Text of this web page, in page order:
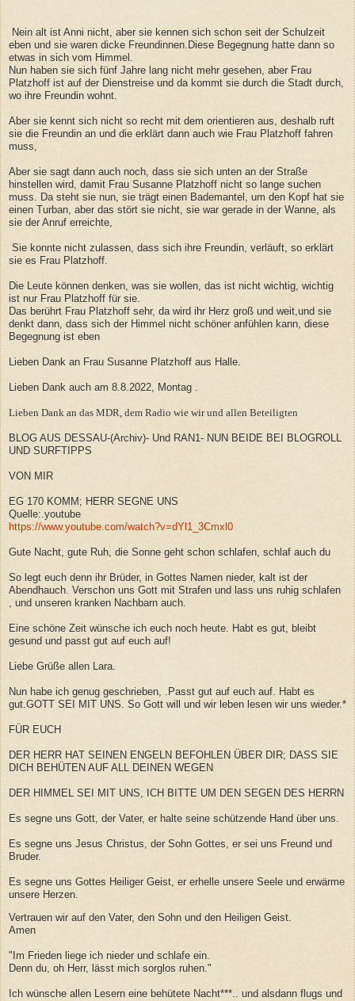
Nein alt ist Anni nicht, aber sie kennen sich schon seit der Schulzeit
eben und sie waren dicke Freundinnen.Diese Begegnung hatte dann so
etwas in sich vom Himmel.
Nun haben sie sich fünf Jahre lang nicht mehr gesehen, aber Frau
Platzhoff ist auf der Dienstreise und da kommt sie durch die Stadt durch,
wo ihre Freundin wohnt.
Aber sie kennt sich nicht so recht mit dem orientieren aus, deshalb ruft
sie die Freundin an und die erklärt dann auch wie Frau Platzhoff fahren
muss,
Aber sie sagt dann auch noch, dass sie sich unten an der Straße
hinstellen wird, damit Frau Susanne Platzhoff nicht so lange suchen
muss. Da steht sie nun, sie trägt einen Bademantel, um den Kopf hat sie
einen Turban, aber das stört sie nicht, sie war gerade in der Wanne, als
sie der Anruf erreichte,
Sie konnte nicht zulassen, dass sich ihre Freundin, verläuft, so erklärt
sie es Frau Platzhoff.
Die Leute können denken, was sie wollen, das ist nicht wichtig, wichtig
ist nur Frau Platzhoff für sie.
Das berührt Frau Platzhoff sehr, da wird ihr Herz groß und weit,und sie
denkt dann, dass sich der Himmel nicht schöner anfühlen kann, diese
Begegnung ist eben
Lieben Dank an Frau Susanne Platzhoff aus Halle.
Lieben Dank auch am 8.8.2022, Montag .
Lieben Dank an das MDR, dem Radio wie wir und allen Beteiligten
BLOG AUS DESSAU-(Archiv)- Und RAN1- NUN BEIDE BEI BLOGROLL
UND SURFTIPPS
VON MIR
EG 170 KOMM; HERR SEGNE UNS
Quelle:.youtube
https://www.youtube.com/watch?v=dYl1_3Cmxl0
Gute Nacht, gute Ruh, die Sonne geht schon schlafen, schlaf auch du
So legt euch denn ihr Brüder, in Gottes Namen nieder, kalt ist der
Abendhauch. Verschon uns Gott mit Strafen und lass uns ruhig schlafen
, und unseren kranken Nachbarn auch.
Eine schöne Zeit wünsche ich euch noch heute. Habt es gut, bleibt
gesund und passt gut auf euch auf!
Liebe Grüße allen Lara.
Nun habe ich genug geschrieben, .Passt gut auf euch auf. Habt es
gut.GOTT SEI MIT UNS. So Gott will und wir leben lesen wir uns wieder.*
FÜR EUCH
DER HERR HAT SEINEN ENGELN BEFOHLEN ÜBER DIR; DASS SIE
DICH BEHÜTEN AUF ALL DEINEN WEGEN
DER HIMMEL SEI MIT UNS, ICH BITTE UM DEN SEGEN DES HERRN
Es segne uns Gott, der Vater, er halte seine schützende Hand über uns.
Es segne uns Jesus Christus, der Sohn Gottes, er sei uns Freund und
Bruder.
Es segne uns Gottes Heiliger Geist, er erhelle unsere Seele und erwärme
unsere Herzen.
Vertrauen wir auf den Vater, den Sohn und den Heiligen Geist.
Amen
"Im Frieden liege ich nieder und schlafe ein.
Denn du, oh Herr, lässt mich sorglos ruhen."
Ich wünsche allen Lesern eine behütete Nacht***.. und alsdann flugs und